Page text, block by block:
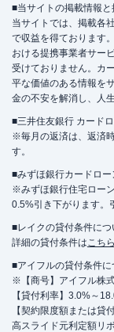
■当サイトの掲載情報
当サイトでは、掲載各
で収益を得ております
おける提携事業者サー
受けておりません。カ
平な価値のある情報を
金の不安を解消し、人
■三井住友銀行 カード
※毎月の返済は、返済
す。
■みずほ銀行カードロー
※みずほ銀行住宅ロー
0.5%引き下がります。
■レイクの貸付条件につ
詳細の貸付条件はこちら
■アイフルの貸付条件に
※【商号】アイフル株
【貸付利率】3.0%～
【契約限度額または
高スライド元利定額リ